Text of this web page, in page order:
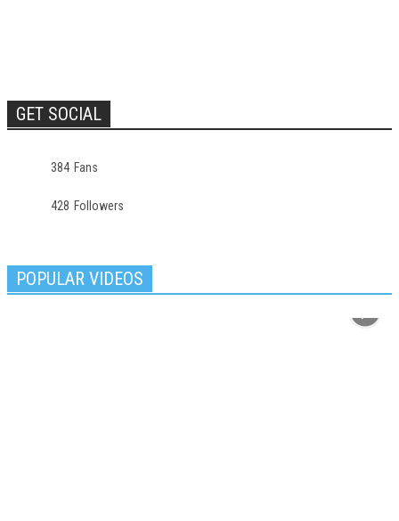
GET SOCIAL
384 Fans
428 Followers
POPULAR VIDEOS